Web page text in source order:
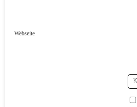
Webseite